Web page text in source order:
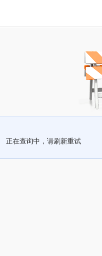
正在查询中，请刷新重试